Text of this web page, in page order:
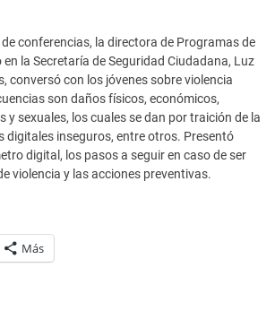
conferencias, la directora de Programas de
en la Secretaría de Seguridad Ciudadana, Luz
conversó con los jóvenes sobre violencia
son daños físicos, económicos,
y sexuales, los cuales se dan por traición de la
digitales inseguros, entre otros. Presentó
digital, los pasos a seguir en caso de ser
violencia y las acciones preventivas.
Más